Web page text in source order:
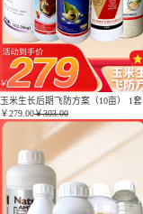
玉米生长后期飞防方案（10亩） 1套
￥279.00￥303.00